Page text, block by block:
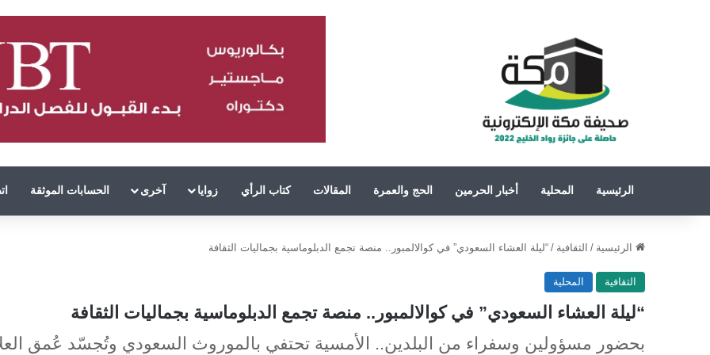
الرئيسية المحلية أخبار الحرمين الحج والعمرة المقالات كتاب الرأي زوايا آخرى الحسابات الموثقة
الرئيسية / الثقافية / “ليلة العشاء السعودي” في كوالالمبور.. منصة تجمع الدبلوماسية بجماليات الثقافة
الثقافية المحلية
“ليلة العشاء السعودي” في كوالالمبور.. منصة تجمع الدبلوماسية بجماليات الثقافة
بحضور مسؤولين وسفراء من البلدين.. الأمسية تحتفي بالموروث السعودي وتُجسّد عُمق